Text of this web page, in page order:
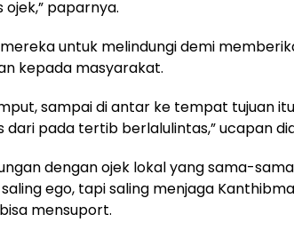
paparnya.
untuk melindungi demi
kepada masyarakat.
sampai di antar ke tempat tujuan
pada tertib berlalulintas,” ucapan
dengan ojek lokal yang sama-sama
ego, tapi saling menjaga
mensuport.